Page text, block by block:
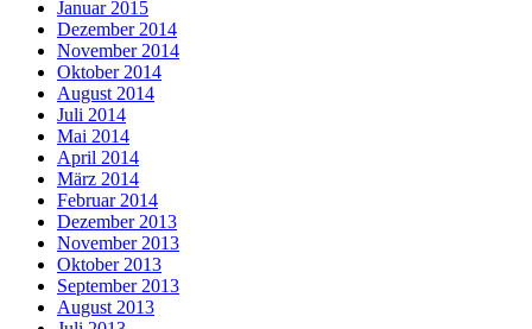
Januar 2015
Dezember 2014
November 2014
Oktober 2014
August 2014
Juli 2014
Mai 2014
April 2014
März 2014
Februar 2014
Dezember 2013
November 2013
Oktober 2013
September 2013
August 2013